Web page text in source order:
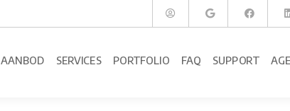
AANBOD SERVICES PORTFOLIO FAQ SUPPORT